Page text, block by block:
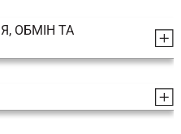
ОБМІН ТА